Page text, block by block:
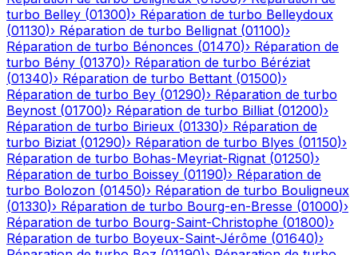
turbo Belley (01300)› Réparation de turbo Belleydoux
(01130)› Réparation de turbo Bellignat (01100)›
Réparation de turbo Bénonces (01470)› Réparation de
turbo Bény (01370)› Réparation de turbo Béréziat
(01340)› Réparation de turbo Bettant (01500)›
Réparation de turbo Bey (01290)› Réparation de turbo
Beynost (01700)› Réparation de turbo Billiat (01200)›
Réparation de turbo Birieux (01330)› Réparation de
turbo Biziat (01290)› Réparation de turbo Blyes (01150)›
Réparation de turbo Bohas-Meyriat-Rignat (01250)›
Réparation de turbo Boissey (01190)› Réparation de
turbo Bolozon (01450)› Réparation de turbo Bouligneux
(01330)› Réparation de turbo Bourg-en-Bresse (01000)›
Réparation de turbo Bourg-Saint-Christophe (01800)›
Réparation de turbo Boyeux-Saint-Jérôme (01640)›